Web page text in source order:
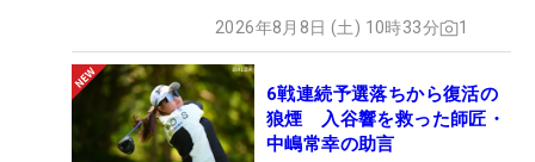
2026年8月8日 (土) 10時33分 1
6戦連続予選落ちから復活の
狼煙 入谷響を救った師匠・
中嶋常幸の助言